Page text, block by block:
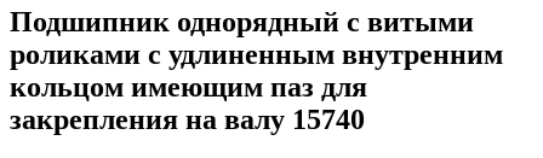
Подшипник однорядный с витыми
роликами с удлиненным внутренним
кольцом имеющим паз для
закрепления на валу 15740